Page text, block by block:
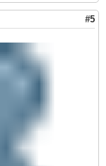
#5